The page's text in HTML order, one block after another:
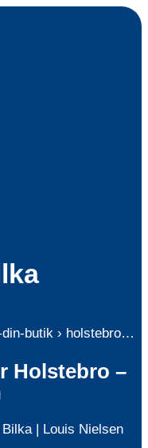
butik › holstebro…
Holstebro –
| Louis Nielsen